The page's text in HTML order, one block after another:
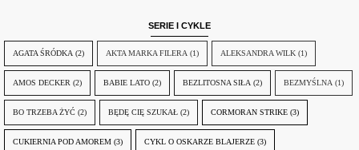
SERIE I CYKLE
AGATA ŚRÓDKA (2) AKTA MARKA FILERA (1) ALEKSANDRA WILK (1)
AMOS DECKER (2) BABIE LATO (2) BEZLITOSNA SIŁA (2) BEZMYŚLNA (1)
BO TRZEBA ŻYĆ (2) BĘDĘ CIĘ SZUKAŁ (2) CORMORAN STRIKE (3)
CUKIERNIA POD AMOREM (3) CYKL O OSKARZE BLAJERZE (3)